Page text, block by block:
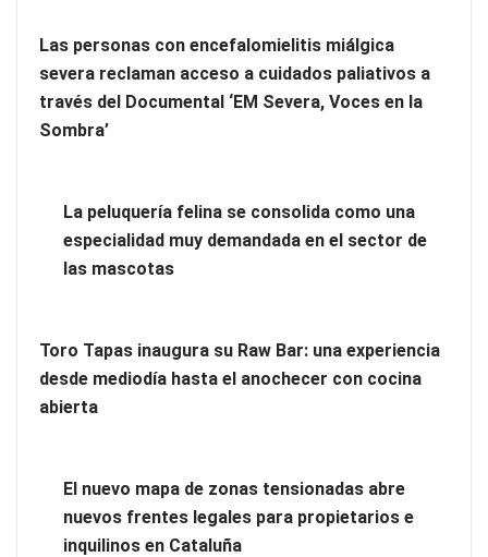
Tipos de suelos: parquet, tarima o laminado ¿Cuál elegir
para tu hogar?
Las personas con encefalomielitis miálgica
severa reclaman acceso a cuidados paliativos a
través del Documental ‘EM Severa, Voces en la
Sombra’
La peluquería felina se consolida como una
especialidad muy demandada en el sector de
las mascotas
Toro Tapas inaugura su Raw Bar: una experiencia
desde mediodía hasta el anochecer con cocina
abierta
El nuevo mapa de zonas tensionadas abre
nuevos frentes legales para propietarios e
inquilinos en Cataluña